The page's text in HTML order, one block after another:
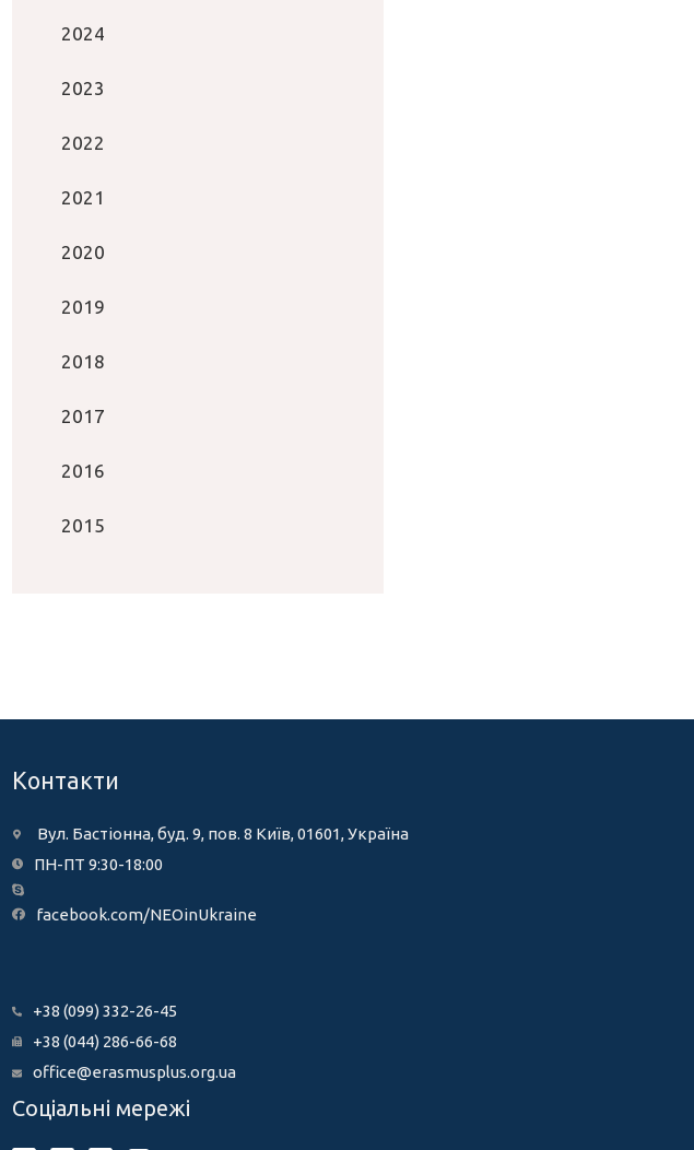
2024
2023
2022
2021
2020
2019
2018
2017
2016
2015
Контакти
Вул. Бастіонна, буд. 9, пов. 8 Київ, 01601, Україна
ПН-ПТ 9:30-18:00
facebook.com/NEOinUkraine
+38 (099) 332-26-45
+38 (044) 286-66-68
office@erasmusplus.org.ua
Соціальні мережі